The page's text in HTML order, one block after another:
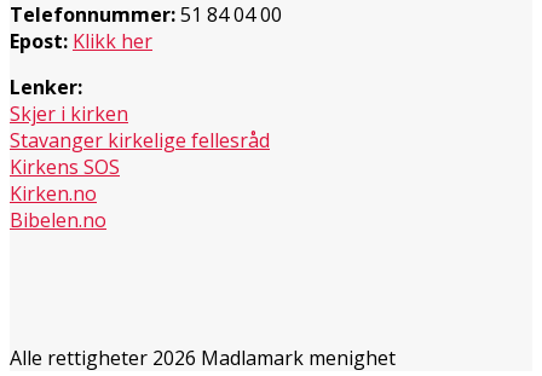
Telefonnummer:51 84 04 00
Epost: Klikk her
Lenker:
Skjer i kirken
Stavanger kirkelige fellesråd
Kirkens SOS
Kirken.no
Bibelen.no
Alle rettigheter 2026 Madlamark menighet